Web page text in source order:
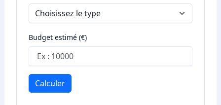
Budget estimé (€)
Calculer